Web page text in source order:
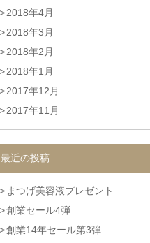
2018年4月
2018年3月
2018年2月
2018年1月
2017年12月
2017年11月
最近の投稿
まつげ美容液プレゼント
創業セール4弾
創業14年セール第3弾